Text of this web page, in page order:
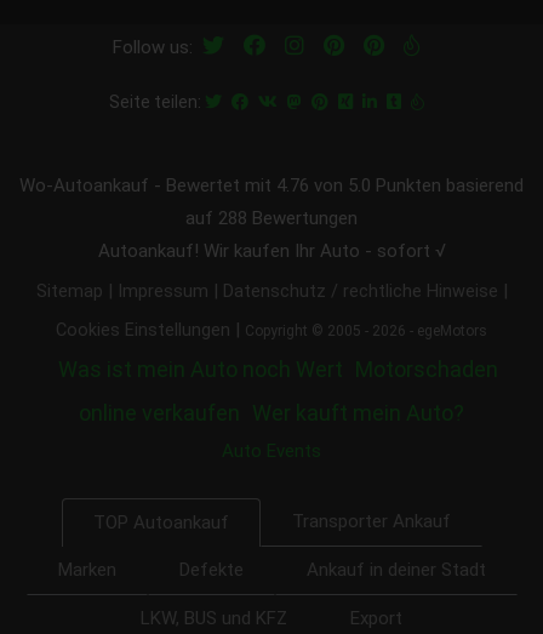
Follow us:
Seite teilen:
Wo-Autoankauf - Bewertet mit 4.76 von 5.0 Punkten basierend
auf 288 Bewertungen
Autoankauf! Wir kaufen Ihr Auto - sofort √
Sitemap Impressum Datenschutz / rechtliche Hinweise
Cookies Einstellungen Copyright © 2005 - 2026 - egeMotors
Was ist mein Auto noch Wert Motorschaden
online verkaufen
Wer kauft mein Auto?
Auto Events
TOP Autoankauf Transporter Ankauf
Marken Defekte Ankauf in deiner Stadt
LKW, BUS und KFZ Export